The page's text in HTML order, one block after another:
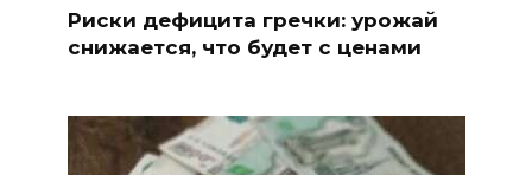
Риски дефицита гречки: урожай
снижается, что будет с ценами